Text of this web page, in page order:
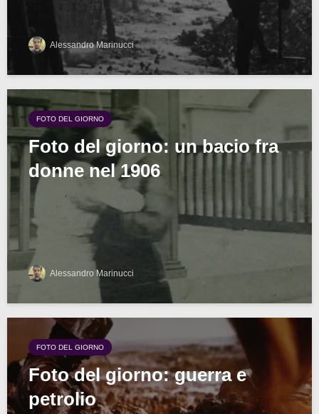
Alessandro Marinucci
FOTO DEL GIORNO
Foto del giorno: un bacio fra
donne nel 1906
Alessandro Marinucci
FOTO DEL GIORNO
Foto del giorno: guerra e
petrolio